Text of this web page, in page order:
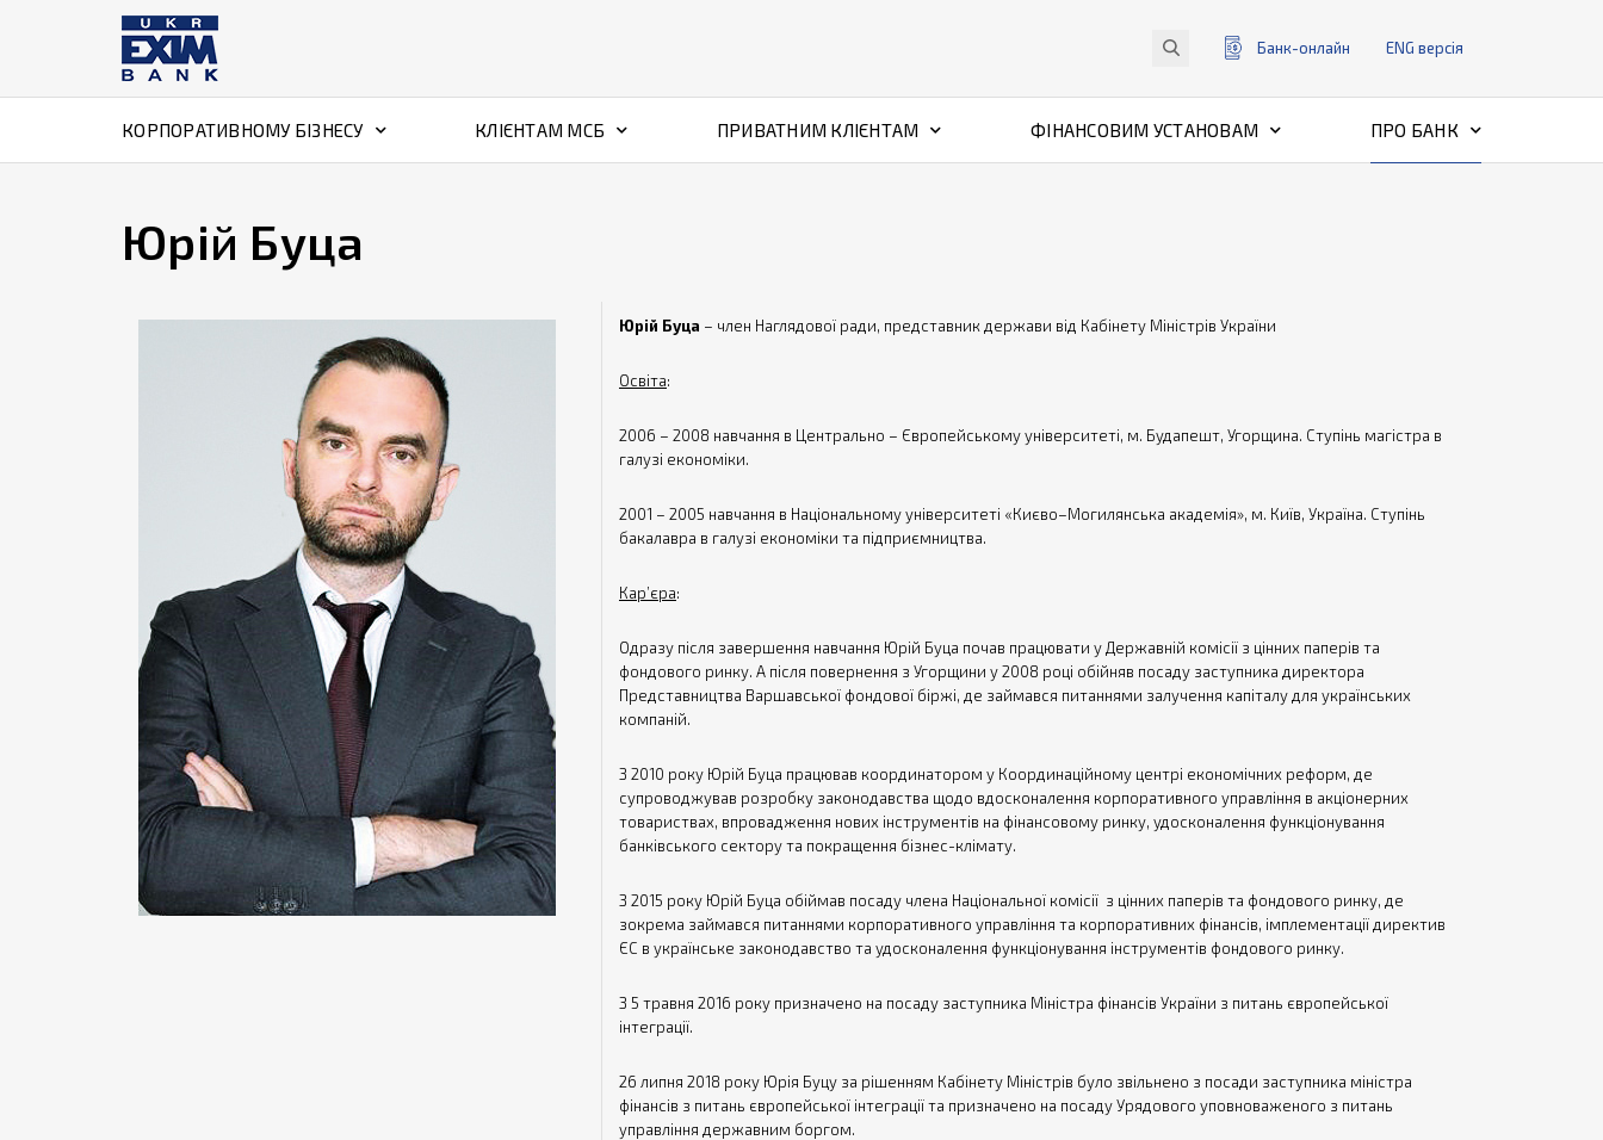
Банк-онлайн ENG версiя
КОРПОРАТИВНОМУ БІЗНЕСУ КЛІЄНТАМ МСБ ПРИВАТНИМ КЛІЄНТАМ ФІНАНСОВИМ УСТАНОВАМ ПРО БАНК
Юрій Буца
Юрій Буца – член Наглядової ради, представник держави від Кабінету Міністрів України
Освіта:
2006 – 2008 навчання в Центрально – Європейському університеті, м. Будапешт, Угорщина. Ступінь магістра в
галузі економіки.
2001 – 2005 навчання в Національному університеті «Києво–Могилянська академія», м. Київ, Україна. Ступінь
бакалавра в галузі економіки та підприємництва.
Кар’єра:
Одразу після завершення навчання Юрій Буца почав працювати у Державній комісії з цінних паперів та
фондового ринку. А після повернення з Угорщини у 2008 році обійняв посаду заступника директора
Представництва Варшавської фондової біржі, де займався питаннями залучення капіталу для українських
компаній.
З 2010 року Юрій Буца працював координатором у Координаційному центрі економічних реформ, де
супроводжував розробку законодавства щодо вдосконалення корпоративного управління в акціонерних
товариствах, впровадження нових інструментів на фінансовому ринку, удосконалення функціонування
банківського сектору та покращення бізнес-клімату.
З 2015 року Юрій Буца обіймав посаду члена Національної комісії з цінних паперів та фондового ринку, де
зокрема займався питаннями корпоративного управління та корпоративних фінансів, імплементації директив
ЄС в українське законодавство та удосконалення функціонування інструментів фондового ринку.
З 5 травня 2016 року призначено на посаду заступника Міністра фінансів України з питань європейської
інтеграції.
26 липня 2018 року Юрія Буцу за рішенням Кабінету Міністрів було звільнено з посади заступника міністра
фінансів з питань європейської інтеграції та призначено на посаду Урядового уповноваженого з питань
управління державним боргом.